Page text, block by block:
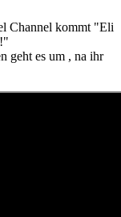
Channel kommt "Eli
geht es um , na ihr